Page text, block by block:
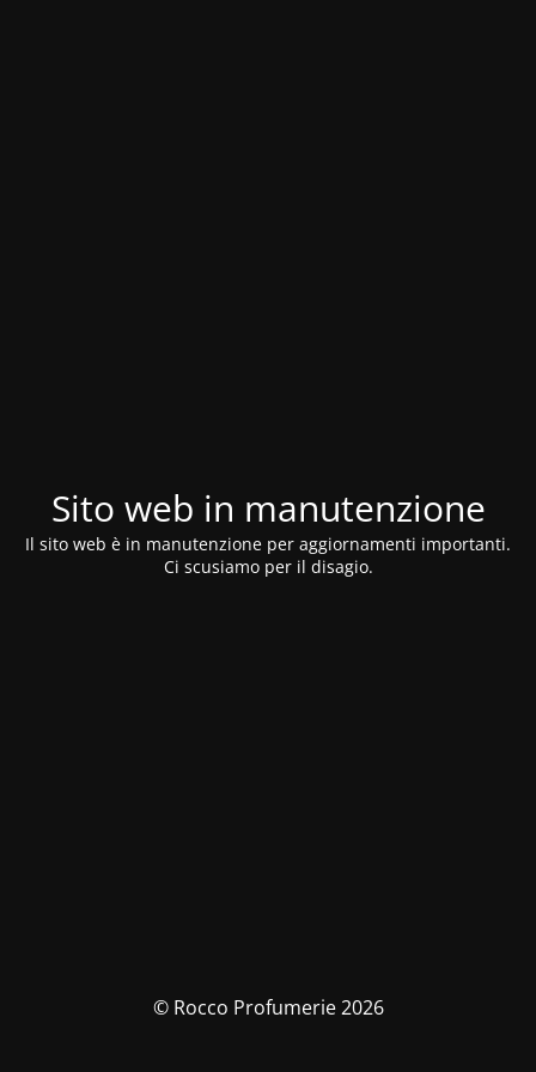
Sito web in manutenzione
Il sito web è in manutenzione per aggiornamenti importanti.
Ci scusiamo per il disagio.
© Rocco Profumerie 2026